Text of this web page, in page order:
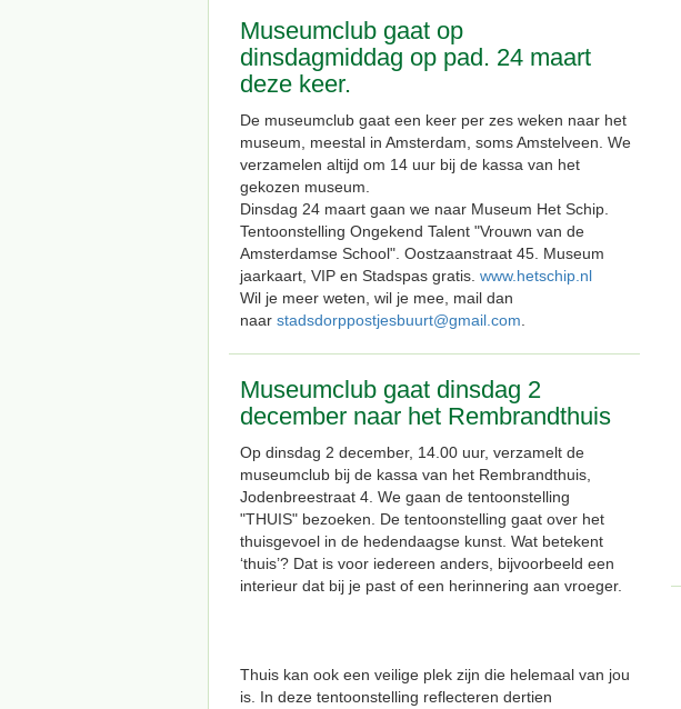
Museumclub gaat op
dinsdagmiddag op pad. 24 maart
deze keer.
De museumclub gaat een keer per zes weken naar het
museum, meestal in Amsterdam, soms Amstelveen. We
verzamelen altijd om 14 uur bij de kassa van het
gekozen museum.
Dinsdag 24 maart gaan we naar Museum Het Schip.
Tentoonstelling Ongekend Talent "Vrouwn van de
Amsterdamse School". Oostzaanstraat 45. Museum
jaarkaart, VIP en Stadspas gratis. www.hetschip.nl
Wil je meer weten, wil je mee, mail dan
naar stadsdorppostjesbuurt@gmail.com
Museumclub gaat dinsdag 2
december naar het Rembrandthuis
Op dinsdag 2 december, 14.00 uur, verzamelt de
museumclub bij de kassa van het Rembrandthuis,
Jodenbreestraat 4. We gaan de tentoonstelling
"THUIS" bezoeken. De tentoonstelling gaat over het
thuisgevoel in de hedendaagse kunst. Wat betekent
‘thuis’? Dat is voor iedereen anders, bijvoorbeeld een
interieur dat bij je past of een herinnering aan vroeger.
Thuis kan ook een veilige plek zijn die helemaal van jou
is. In deze tentoonstelling reflecteren dertien